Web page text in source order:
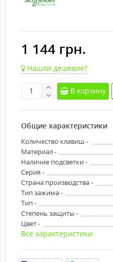
1 144 грн.
Нашли дешевле?
В корзину
Общие характеристики
Количество клавиш -
Материал -
Наличие подсветки -
Серия -
Страна производства -
Тип зажима -
Тип -
Степень защиты -
Цвет -
Все характеристики